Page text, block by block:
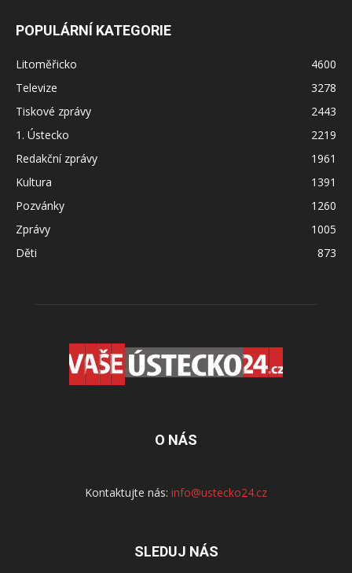
POPULÁRNÍ KATEGORIE
Litoměřicko
4600
Televize
3278
Tiskové zprávy
2443
1. Ústecko
2219
Redakční zprávy
1961
Kultura
1391
Pozvánky
1260
Zprávy
1005
Děti
873
O NÁS
Kontaktujte nás: info@ustecko24.cz
SLEDUJ NÁS